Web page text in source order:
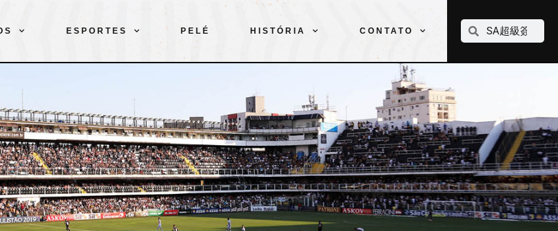
ESPORTES PELÉ HISTÓRIA CONTATO
CLUBE